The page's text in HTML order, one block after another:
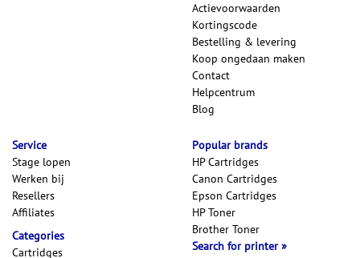
Actievoorwaarden
Kortingscode
Bestelling & levering
Koop ongedaan maken
Contact
Helpcentrum
Blog
Service
Stage lopen
Werken bij
Resellers
Affiliates
Categories
Cartridges
Popular brands
HP Cartridges
Canon Cartridges
Epson Cartridges
HP Toner
Brother Toner
Search for printer